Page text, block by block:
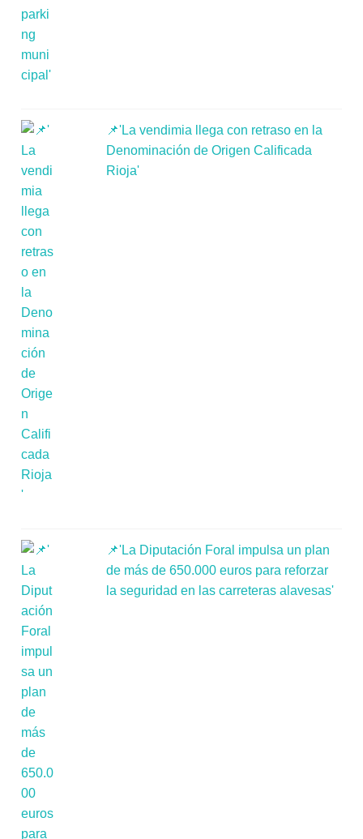
📌'La vendimia llega con retraso en la
Denominación de Origen Calificada
Rioja'
📌'La Diputación Foral impulsa un plan
de más de 650.000 euros para reforzar
la seguridad en las carreteras alavesas'